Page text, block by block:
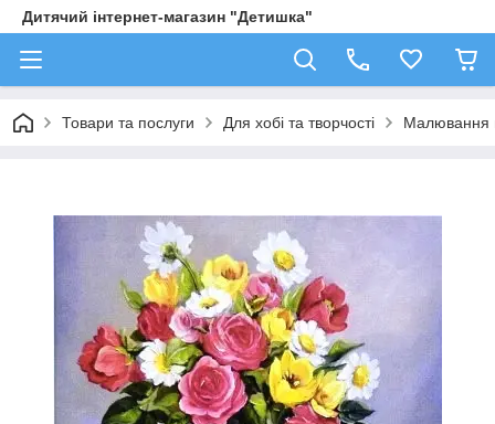
Дитячий інтернет-магазин "Детишка"
Товари та послуги Для хобі та творчості Малювання